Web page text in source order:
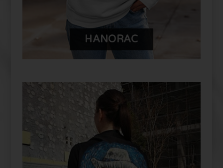
HANORAC
PERSONALIZEAZĂ-ȚI PRODUSUL